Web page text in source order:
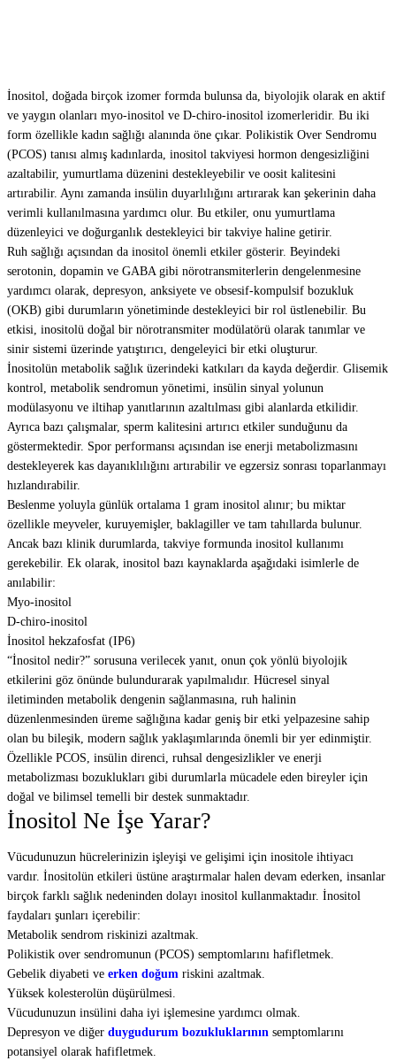
İnositol, doğada birçok izomer formda bulunsa da, biyolojik olarak en aktif
ve yaygın olanları myo-inositol ve D-chiro-inositol izomerleridir. Bu iki
form özellikle kadın sağlığı alanında öne çıkar. Polikistik Over Sendromu
(PCOS) tanısı almış kadınlarda, inositol takviyesi hormon dengesizliğini
azaltabilir, yumurtlama düzenini destekleyebilir ve oosit kalitesini
artırabilir. Aynı zamanda insülin duyarlılığını artırarak kan şekerinin daha
verimli kullanılmasına yardımcı olur. Bu etkiler, onu yumurtlama
düzenleyici ve doğurganlık destekleyici bir takviye haline getirir.
Ruh sağlığı açısından da inositol önemli etkiler gösterir. Beyindeki
serotonin, dopamin ve GABA gibi nörotransmiterlerin dengelenmesine
yardımcı olarak, depresyon, anksiyete ve obsesif-kompulsif bozukluk
(OKB) gibi durumların yönetiminde destekleyici bir rol üstlenebilir. Bu
etkisi, inositolü doğal bir nörotransmiter modülatörü olarak tanımlar ve
sinir sistemi üzerinde yatıştırıcı, dengeleyici bir etki oluşturur.
İnositolün metabolik sağlık üzerindeki katkıları da kayda değerdir. Glisemik
kontrol, metabolik sendromun yönetimi, insülin sinyal yolunun
modülasyonu ve iltihap yanıtlarının azaltılması gibi alanlarda etkilidir.
Ayrıca bazı çalışmalar, sperm kalitesini artırıcı etkiler sunduğunu da
göstermektedir. Spor performansı açısından ise enerji metabolizmasını
destekleyerek kas dayanıklılığını artırabilir ve egzersiz sonrası toparlanmayı
hızlandırabilir.
Beslenme yoluyla günlük ortalama 1 gram inositol alınır; bu miktar
özellikle meyveler, kuruyemişler, baklagiller ve tam tahıllarda bulunur.
Ancak bazı klinik durumlarda, takviye formunda inositol kullanımı
gerekebilir. Ek olarak, inositol bazı kaynaklarda aşağıdaki isimlerle de
anılabilir:
Myo-inositol
D-chiro-inositol
İnositol hekzafosfat (IP6)
“İnositol nedir?” sorusuna verilecek yanıt, onun çok yönlü biyolojik
etkilerini göz önünde bulundurarak yapılmalıdır. Hücresel sinyal
iletiminden metabolik dengenin sağlanmasına, ruh halinin
düzenlenmesinden üreme sağlığına kadar geniş bir etki yelpazesine sahip
olan bu bileşik, modern sağlık yaklaşımlarında önemli bir yer edinmiştir.
Özellikle PCOS, insülin direnci, ruhsal dengesizlikler ve enerji
metabolizması bozuklukları gibi durumlarla mücadele eden bireyler için
doğal ve bilimsel temelli bir destek sunmaktadır.
İnositol Ne İşe Yarar?
Vücudunuzun hücrelerinizin işleyişi ve gelişimi için inositole ihtiyacı
vardır. İnositolün etkileri üstüne araştırmalar halen devam ederken, insanlar
birçok farklı sağlık nedeninden dolayı inositol kullanmaktadır. İnositol
faydaları şunları içerebilir:
Metabolik sendrom riskinizi azaltmak.
Polikistik over sendromunun (PCOS) semptomlarını hafifletmek.
Gebelik diyabeti ve erken doğum riskini azaltmak.
Yüksek kolesterolün düşürülmesi.
Vücudunuzun insülini daha iyi işlemesine yardımcı olmak.
Depresyon ve diğer duygudurum bozukluklarının semptomlarını
potansiyel olarak hafifletmek.